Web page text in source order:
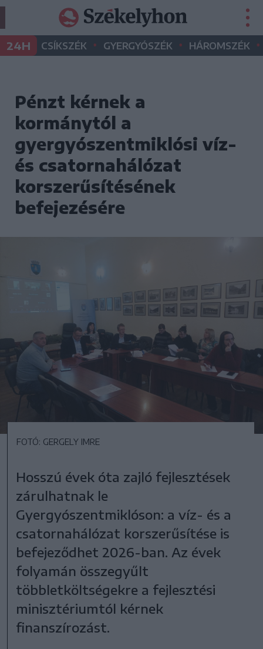
24H CSÍKSZÉK • GYERGYÓSZÉK • HÁROMSZÉK •
Pénzt kérnek a
kormánytól a
gyergyószentmiklósi víz-
és csatornahálózat
korszerűsítésének
befejezésére
FOTÓ: GERGELY IMRE
Hosszú évek óta zajló fejlesztések
zárulhatnak le
Gyergyószentmiklóson: a víz- és a
csatornahálózat korszerűsítése is
befejeződhet 2026-ban. Az évek
folyamán összegyűlt
többletköltségekre a fejlesztési
minisztériumtól kérnek
finanszírozást.